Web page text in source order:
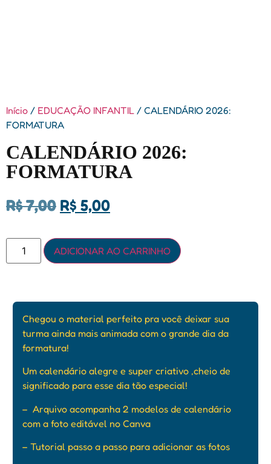
Início / EDUCAÇÃO INFANTIL / CALENDÁRIO 2026:
FORMATURA
CALENDÁRIO 2026:
FORMATURA
R$7,00 R$ 5,00
ADICIONAR AO CARRINHO
Chegou o material perfeito pra você deixar sua
turma ainda mais animada com o grande dia da
formatura!
Um calendário alegre e super criativo ,cheio de
significado para esse dia tão especial!
– Arquivo acompanha 2 modelos de calendário
com a foto editável no Canva
– Tutorial passo a passo para adicionar as fotos